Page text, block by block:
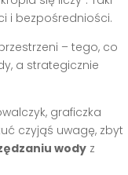
i bezpośredniości.
– tego, co
a strategicznie
graficzka
czyjąś uwagę, zbyt
wody z